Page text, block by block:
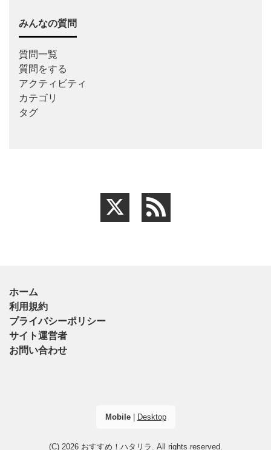
みんなの質問
質問一覧
質問をする
アクティビティ
カテゴリ
タグ
ホーム
利用規約
プライバシーポリシー
サイト運営者
お問い合わせ
Mobile| Desktop
(C) 2026 おすすめ！ハタリラ . All rights reserved.